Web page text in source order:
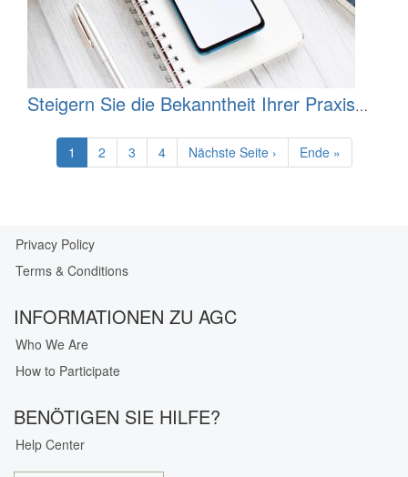
Steigern Sie die Bekanntheit Ihrer Praxis
PaginationCurrent
page
1 Seite
2 Seite
3 Seite
4
Next
page
Nächste Seite ›
Last
page
Ende »
Our
Privacy
Guarantee
Privacy Policy
Terms & Conditions
INFORMATIONEN ZU AGC
Who We Are
How to Participate
BENÖTIGEN SIE HILFE?
Help Center